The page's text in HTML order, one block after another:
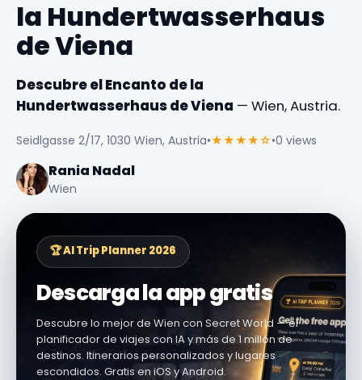
la Hundertwasserhaus
de Viena
Descubre el Encanto de la
Hundertwasserhaus de Viena — Wien, Austria.
Seidlgasse 2/17, 1030 Wien, Austria•★★★★☆•0 views
Rania Nadal
Wien
🏆 AI Trip Planner 2026
Descarga la app gratis
Descubre lo mejor de Wien con Secret World — el
planificador de viajes con IA y más de 1 millón de
destinos. Itinerarios personalizados y lugares
escondidos. Gratis en iOS y Android.